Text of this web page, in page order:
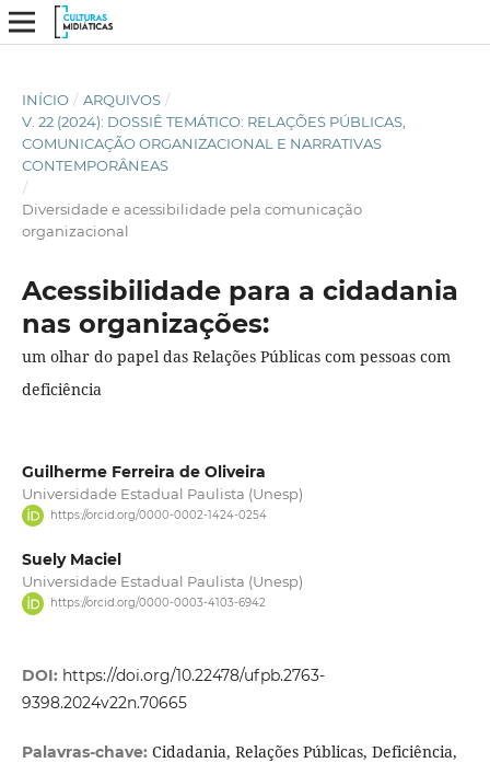
INÍCIO / ARQUIVOS /
V. 22 (2024): DOSSIÊ TEMÁTICO: RELAÇÕES PÚBLICAS,
COMUNICAÇÃO ORGANIZACIONAL E NARRATIVAS
CONTEMPORÂNEAS
/
Diversidade e acessibilidade pela comunicação
organizacional
Acessibilidade para a cidadania
nas organizações:
um olhar do papel das Relações Públicas com pessoas com
deficiência
Guilherme Ferreira de Oliveira
Universidade Estadual Paulista (Unesp)
https://orcid.org/0000-0002-1424-0254
Suely Maciel
Universidade Estadual Paulista (Unesp)
https://orcid.org/0000-0003-4103-6942
DOI: https://doi.org/10.22478/ufpb.2763-
9398.2024v22n.70665
Palavras-chave: Cidadania, Relações Públicas, Deficiência,